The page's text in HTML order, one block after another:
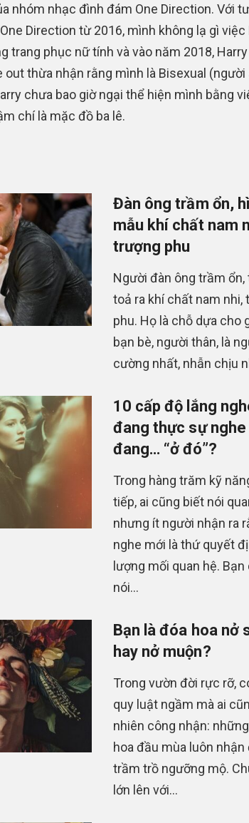
nhóm nhạc đình đám One Direction. Với
Direction từ 2016, mình không lạ gì việc
trang phục nữ tính và vào năm 2018,
thừa nhận rằng mình là Bisexual (người
chưa bao giờ ngại thể hiện mình bằng
chí là mặc đồ ba lê.
Đàn ông trầm ổn,
mẫu khí chất nam
trượng phu
Người đàn ông trầm ổn,
toả ra khí chất nam nhi,
phu. Họ là chỗ dựa cho
bạn bè, người thân, là
cường nhất, nhẫn chịu
10 cấp độ lắng
đang thực sự
đang… “ở đó”?
Trong hàng trăm kỹ
tiếp, ai cũng biết nói
nhưng ít người nhận ra
nghe mới là thứ quyết
lượng mối quan hệ.
nói...
Bạn là đóa hoa nở
hay nở muộn?
Trong vườn đời rực rỡ,
quy luật ngầm mà ai
nhiên công nhận:
hoa đầu mùa luôn
trầm trồ ngưỡng mộ.
lớn lên với...